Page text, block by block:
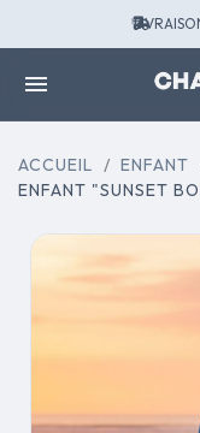
ACCUEIL ENFANT
ENFANT "SUNSET